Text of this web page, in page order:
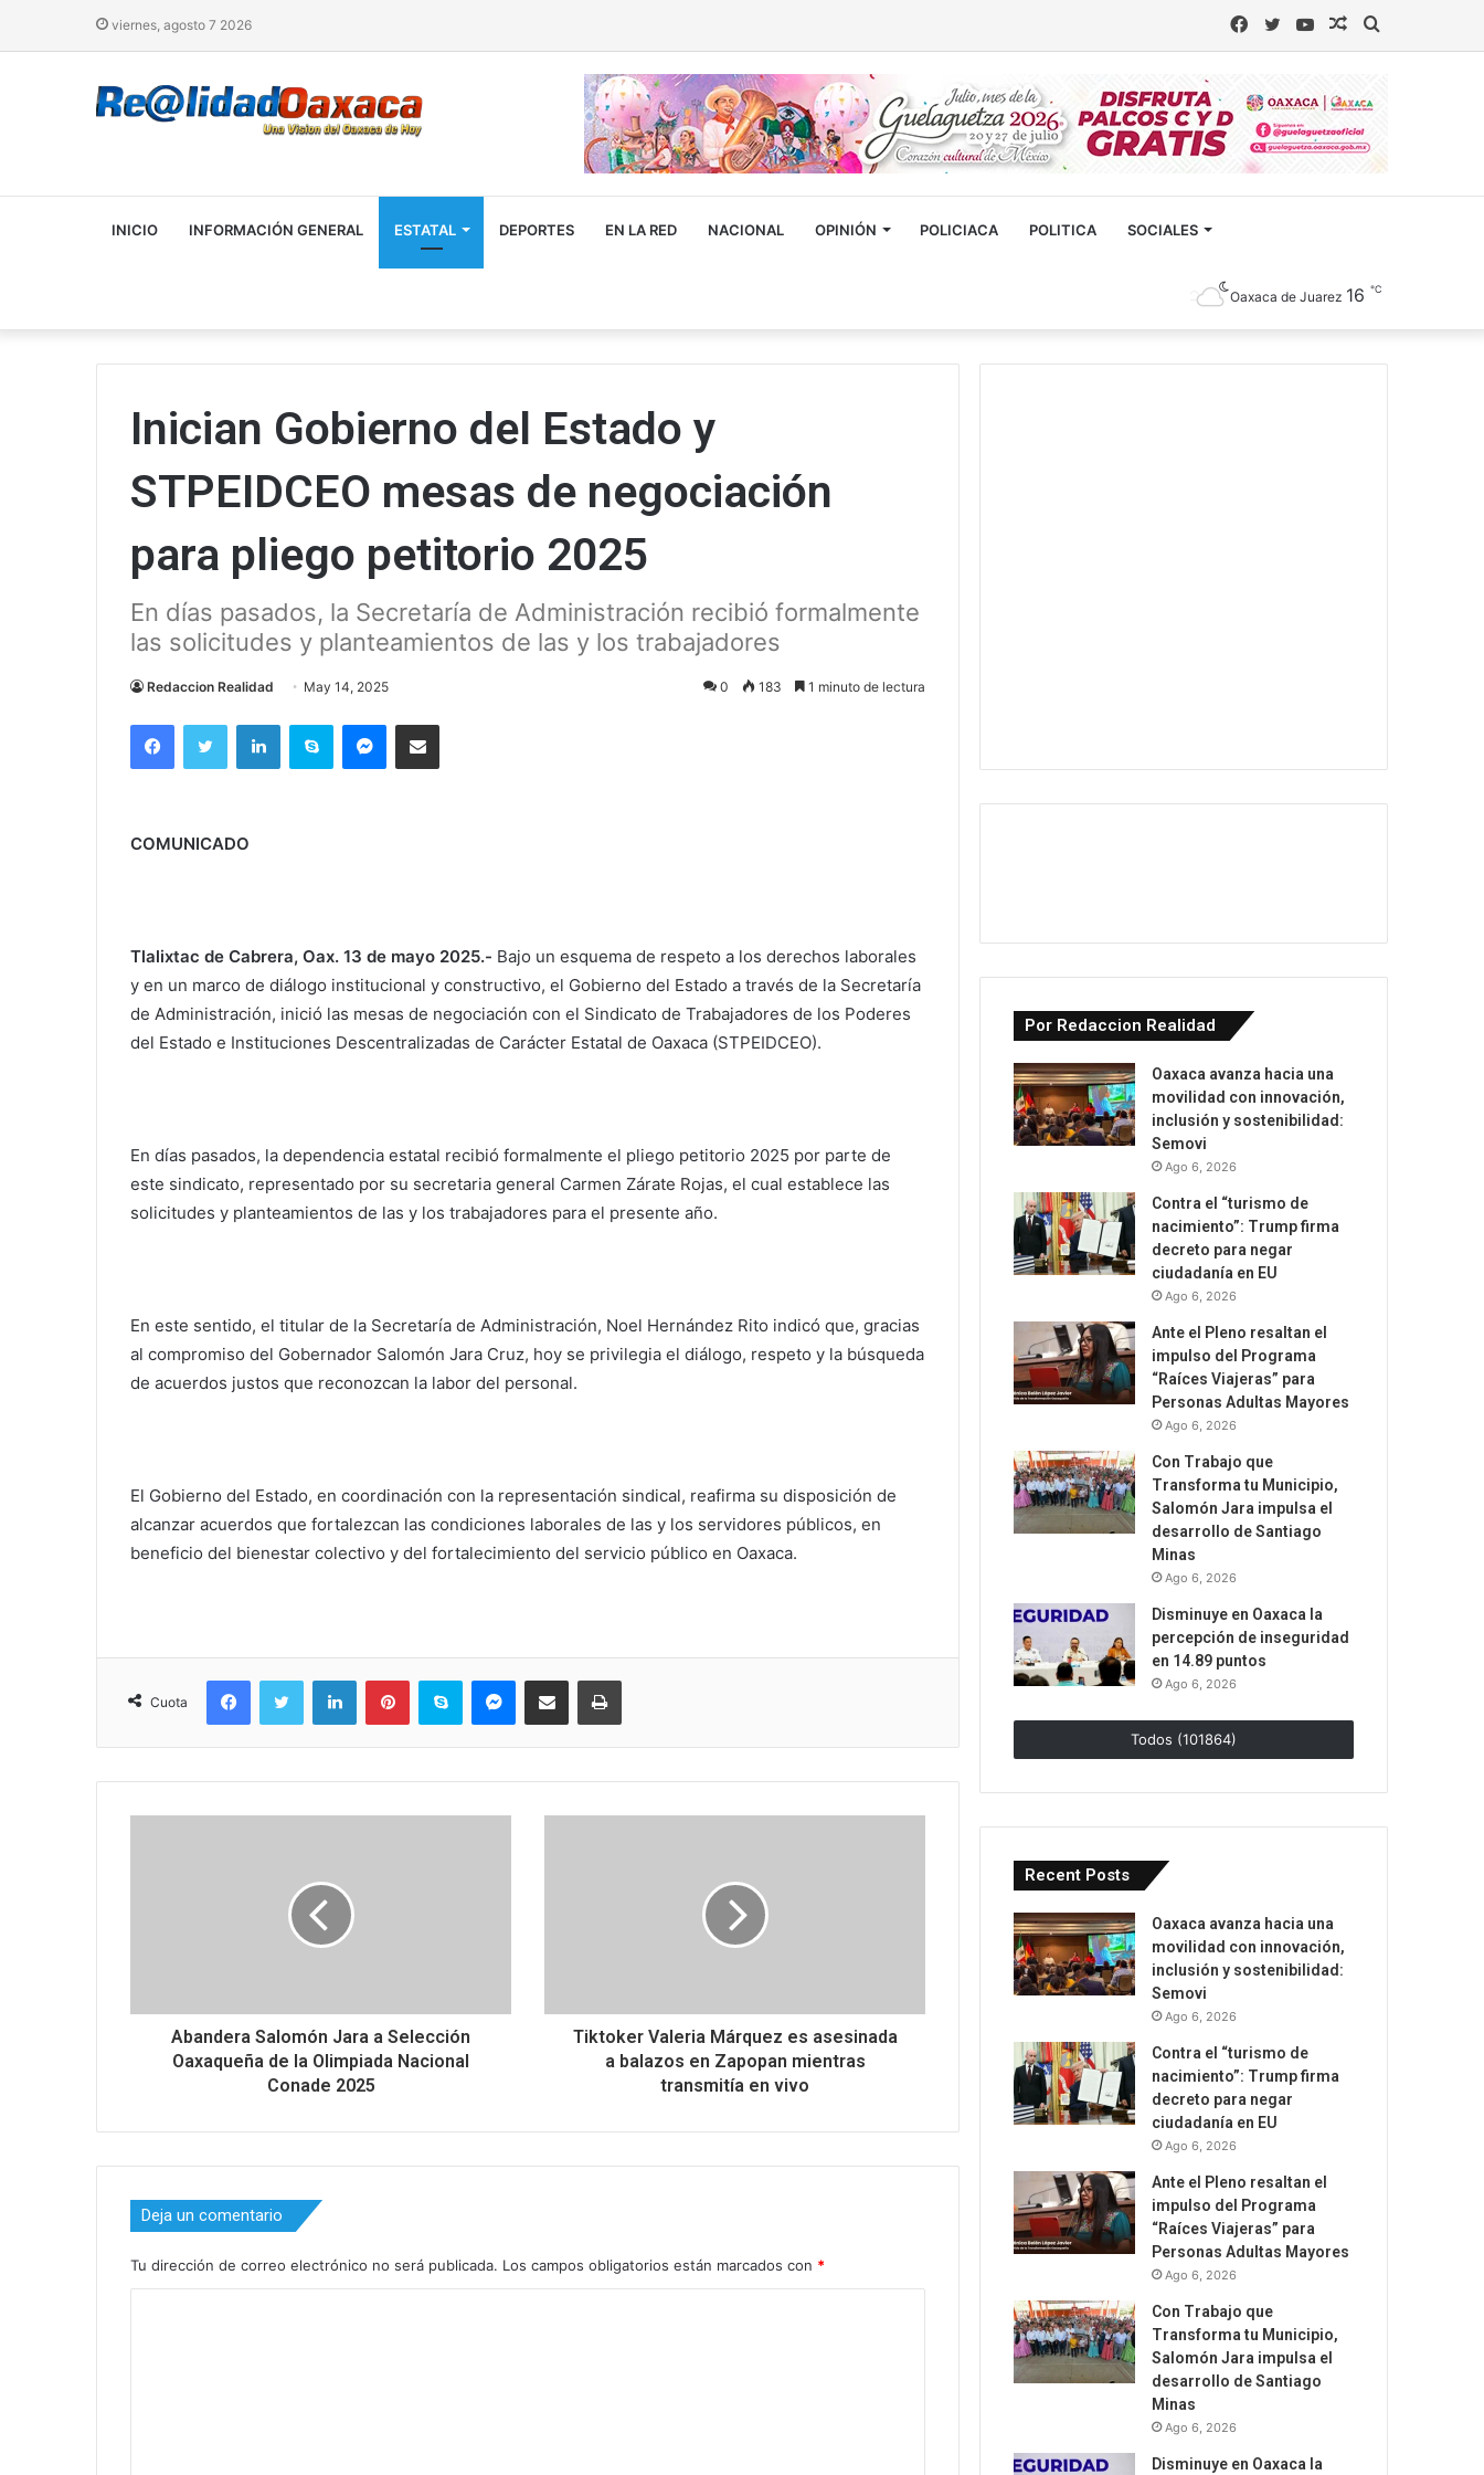
viernes, agosto 7 2026 Buscar
Artículo
YouTube
Twitter
Facebook
INICIO INFORMACIÓN GENERAL ESTATAL DEPORTES EN LA RED NACIONAL OPINIÓN POLICIACA POLITICA SOCIALES
Oaxaca de Juarez 16 ℃
Inician Gobierno del Estado y
STPEIDCEO mesas de negociación
para pliego petitorio 2025
En días pasados, la Secretaría de Administración recibió formalmente
las solicitudes y planteamientos de las y los trabajadores
Redaccion Realidad May 14, 2025 0 183 1 minuto de lectura
FacebookTwitter LinkedInSkype MessengerCompartir via correo electrónico
COMUNICADO
Tlalixtac de Cabrera, Oax. 13 de mayo 2025.- Bajo un esquema de respeto a los derechos laborales
y en un marco de diálogo institucional y constructivo, el Gobierno del Estado a través de la Secretaría
de Administración, inició las mesas de negociación con el Sindicato de Trabajadores de los Poderes
del Estado e Instituciones Descentralizadas de Carácter Estatal de Oaxaca (STPEIDCEO).
En días pasados, la dependencia estatal recibió formalmente el pliego petitorio 2025 por parte de
este sindicato, representado por su secretaria general Carmen Zárate Rojas, el cual establece las
solicitudes y planteamientos de las y los trabajadores para el presente año.
En este sentido, el titular de la Secretaría de Administración, Noel Hernández Rito indicó que, gracias
al compromiso del Gobernador Salomón Jara Cruz, hoy se privilegia el diálogo, respeto y la búsqueda
de acuerdos justos que reconozcan la labor del personal.
El Gobierno del Estado, en coordinación con la representación sindical, reafirma su disposición de
alcanzar acuerdos que fortalezcan las condiciones laborales de las y los servidores públicos, en
beneficio del bienestar colectivo y del fortalecimiento del servicio público en Oaxaca.
Cuota
FacebookTwitter LinkedInPinterestSkype MessengerCompartir via correo electrónicoImpresión
Abandera Salomón Jara a Selección
Oaxaqueña de la Olimpiada Nacional
Conade 2025
Tiktoker Valeria Márquez es asesinada
a balazos en Zapopan mientras
transmitía en vivo
Deja un comentario
Tu dirección de correo electrónico no será publicada. Los campos obligatorios están marcados con *
Por Redaccion Realidad
Oaxaca avanza hacia una
movilidad con innovación,
inclusión y sostenibilidad:
Semovi
Ago 6, 2026
Contra el “turismo de
nacimiento”: Trump firma
decreto para negar
ciudadanía en EU
Ago 6, 2026
Ante el Pleno resaltan el
impulso del Programa
“Raíces Viajeras” para
Personas Adultas Mayores
Ago 6, 2026
Con Trabajo que
Transforma tu Municipio,
Salomón Jara impulsa el
desarrollo de Santiago
Minas
Ago 6, 2026
Disminuye en Oaxaca la
percepción de inseguridad
en 14.89 puntos
Ago 6, 2026
Todos (101864)
Recent Posts
Oaxaca avanza hacia una
movilidad con innovación,
inclusión y sostenibilidad:
Semovi
Ago 6, 2026
Contra el “turismo de
nacimiento”: Trump firma
decreto para negar
ciudadanía en EU
Ago 6, 2026
Ante el Pleno resaltan el
impulso del Programa
“Raíces Viajeras” para
Personas Adultas Mayores
Ago 6, 2026
Con Trabajo que
Transforma tu Municipio,
Salomón Jara impulsa el
desarrollo de Santiago
Minas
Ago 6, 2026
Disminuye en Oaxaca la